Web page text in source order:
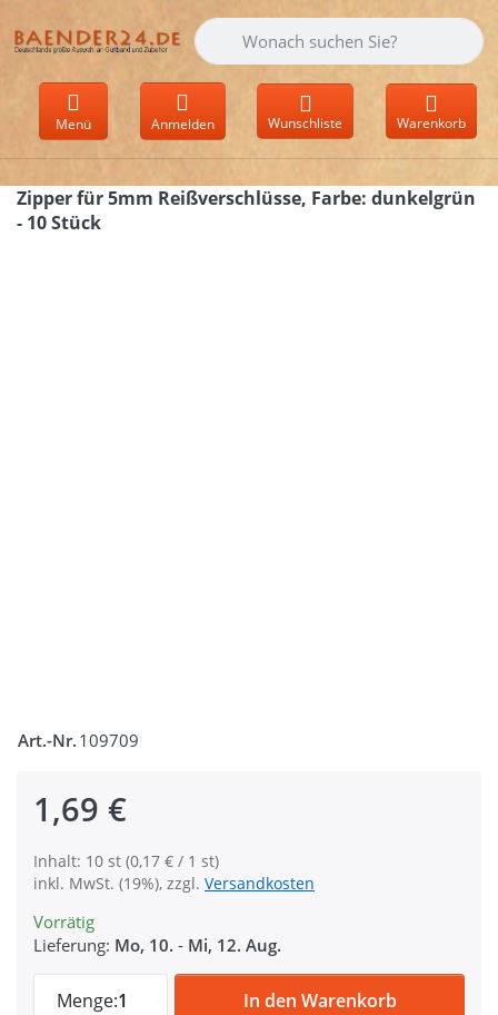
Geben Sie einen Suchbegriff ein.
Menü Anmelden Wunschliste Warenkorb
Zipper für 5mm Reißverschlüsse, Farbe: dunkelgrün
- 10 Stück
Art.-Nr. 109709
1,69 €
Inhalt: 10 st (0,17 € / 1 st)
inkl. MwSt. (19%), zzgl. Versandkosten
Vorrätig
Lieferung: Mo, 10. - Mi, 12. Aug.
Menge:1
Zipper für 5mm Reißverschlüsse, Farbe:
In den Warenkorb